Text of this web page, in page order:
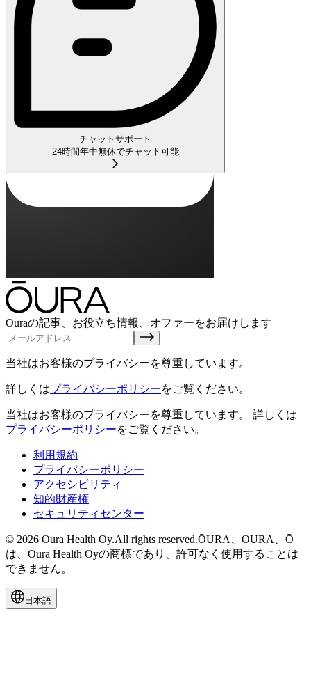
チャットサポート
24時間年中無休でチャット可能
Ouraの記事、お役立ち情報、オファーをお届けします
当社はお客様のプライバシーを尊重しています。
詳しくはプライバシーポリシーをご覧ください。
当社はお客様のプライバシーを尊重しています。
詳しくは
プライバシーポリシーをご覧ください。
利用規約
プライバシーポリシー
アクセシビリティ
知的財産権
セキュリティセンター
© 2026 Oura Health Oy.All rights reserved.ŌURA、OURA、Ō
は、Oura Health Oyの商標であり、許可なく使用することは
できません。
日本語